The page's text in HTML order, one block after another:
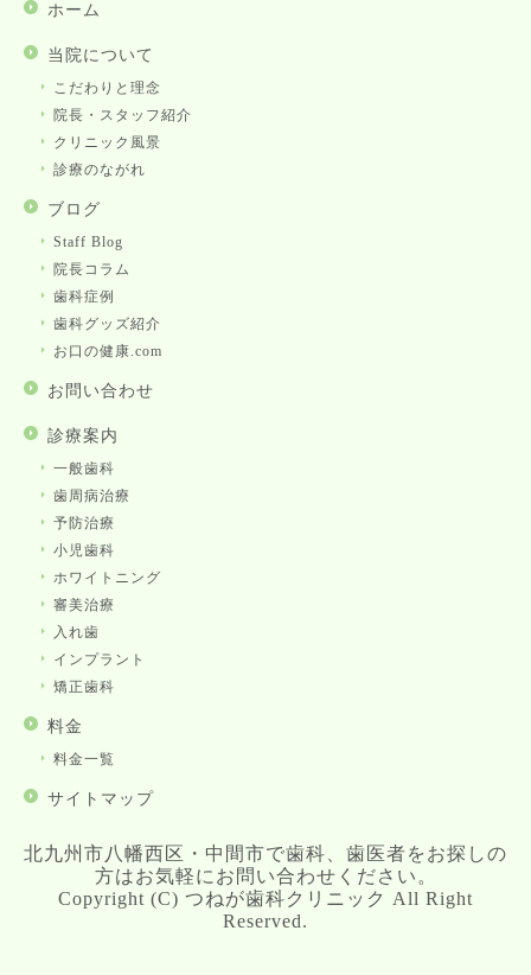
ホーム
当院について
こだわりと理念
院長・スタッフ紹介
クリニック風景
診療のながれ
ブログ
Staff Blog
院長コラム
歯科症例
歯科グッズ紹介
お口の健康.com
お問い合わせ
診療案内
一般歯科
歯周病治療
予防治療
小児歯科
ホワイトニング
審美治療
入れ歯
インプラント
矯正歯科
料金
料金一覧
サイトマップ
北九州市八幡西区・中間市で歯科、歯医者をお探しの
方はお気軽にお問い合わせください。
Copyright (C) つねが歯科クリニック All Right
Reserved.